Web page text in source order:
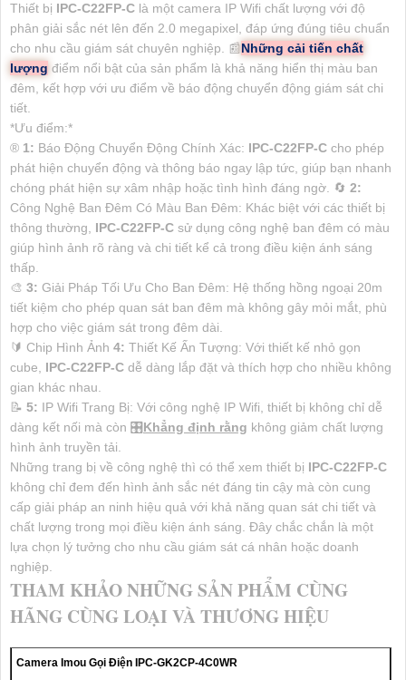
Thiết bị IPC-C22FP-C là một camera IP Wifi chất lượng với độ
phân giải sắc nét lên đến 2.0 megapixel, đáp ứng đúng tiêu chuẩn
cho nhu cầu giám sát chuyên nghiệp. 📰Những cải tiến chất
lượng điểm nổi bật của sản phẩm là khả năng hiển thị màu ban
đêm, kết hợp với ưu điểm về báo động chuyển động giám sát chi
tiết.
*Ưu điểm:*
®️ 1: Báo Động Chuyển Động Chính Xác: IPC-C22FP-C cho phép
phát hiện chuyển động và thông báo ngay lập tức, giúp bạn nhanh
chóng phát hiện sự xâm nhập hoặc tình hình đáng ngờ. 🔄 2:
Công Nghệ Ban Đêm Có Màu Ban Đêm: Khác biệt với các thiết bị
thông thường, IPC-C22FP-C sử dụng công nghệ ban đêm có màu
giúp hình ảnh rõ ràng và chi tiết kể cả trong điều kiện ánh sáng
thấp.
🎨 3: Giải Pháp Tối Ưu Cho Ban Đêm: Hệ thống hồng ngoại 20m
tiết kiệm cho phép quan sát ban đêm mà không gây mỏi mắt, phù
hợp cho việc giám sát trong đêm dài.
🔰 Chip Hình Ảnh 4: Thiết Kế Ấn Tượng: Với thiết kế nhỏ gọn
cube, IPC-C22FP-C dễ dàng lắp đặt và thích hợp cho nhiều không
gian khác nhau.
📝 5: IP Wifi Trang Bị: Với công nghệ IP Wifi, thiết bị không chỉ dễ
dàng kết nối mà còn 🎛Khẳng định rằng không giảm chất lượng
hình ảnh truyền tải.
Những trang bị về công nghệ thì có thể xem thiết bị IPC-C22FP-C
không chỉ đem đến hình ảnh sắc nét đáng tin cậy mà còn cung
cấp giải pháp an ninh hiệu quả với khả năng quan sát chi tiết và
chất lượng trong mọi điều kiện ánh sáng. Đây chắc chắn là một
lựa chọn lý tưởng cho nhu cầu giám sát cá nhân hoặc doanh
nghiệp.
THAM KHẢO NHỮNG SẢN PHẨM CÙNG
HÃNG CÙNG LOẠI VÀ THƯƠNG HIỆU
Camera Imou Gọi Điện IPC-GK2CP-4C0WR